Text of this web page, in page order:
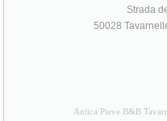
Strada
50028
Antica Pieve B&B